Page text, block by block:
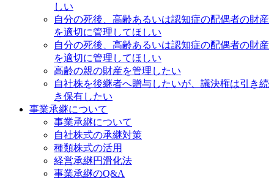
しい
自分の死後、高齢あるいは認知症の配偶者の財産
を適切に管理してほしい
自分の死後、高齢あるいは認知症の配偶者の財産
を適切に管理してほしい
高齢の親の財産を管理したい
自社株を後継者へ贈与したいが、議決権は引き続
き保有したい
事業承継について
事業承継について
自社株式の承継対策
種類株式の活用
経営承継円滑化法
事業承継のQ&A